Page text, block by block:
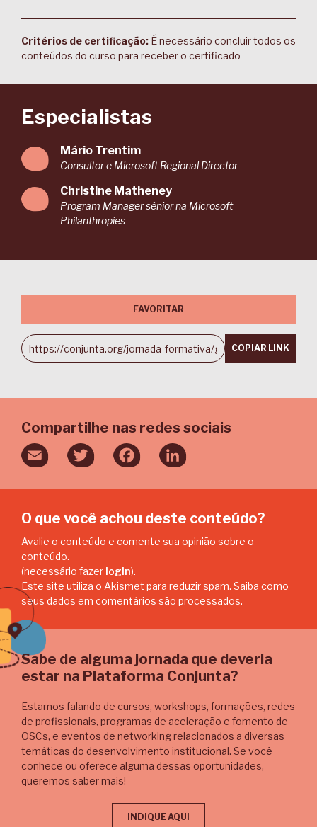
Critérios de certificação: É necessário concluir todos os
conteúdos do curso para receber o certificado
Especialistas
Mário Trentim
Consultor e Microsoft Regional Director
Christine Matheney
Program Manager sênior na Microsoft
Philanthropies
FAVORITAR
COPIAR LINK
Compartilhe nas redes sociais
Email Twitter FacebookLinkedIn
O que você achou deste conteúdo?
Avalie o conteúdo e comente sua opinião sobre o
conteúdo.
(necessário fazer login).
Este site utiliza o Akismet para reduzir spam. Saiba como
seus dados em comentários são processados.
Sabe de alguma jornada que deveria
estar na Plataforma Conjunta?
Estamos falando de cursos, workshops, formações, redes
de profissionais, programas de aceleração e fomento de
OSCs, e eventos de networking relacionados a diversas
temáticas do desenvolvimento institucional. Se você
conhece ou oferece alguma dessas oportunidades,
queremos saber mais!
INDIQUE AQUI